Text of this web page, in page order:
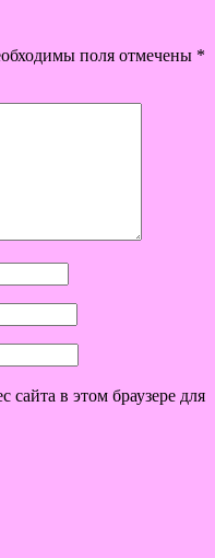
поля отмечены *
сайта в этом браузере для